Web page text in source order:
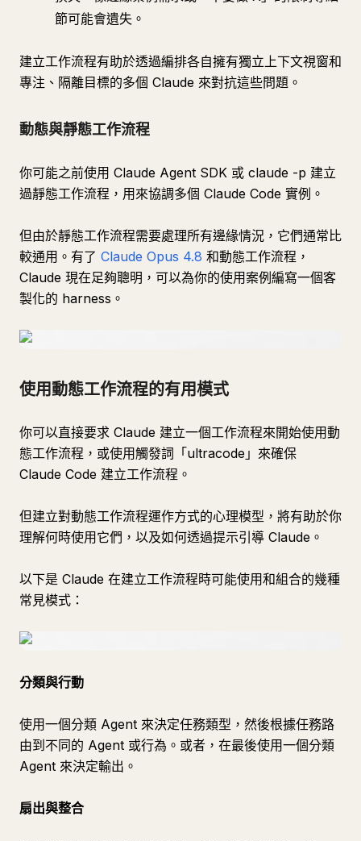
節可能會遺失。
建立工作流程有助於透過編排各自擁有獨立上下文視窗和
專注、隔離目標的多個 Claude 來對抗這些問題。
動態與靜態工作流程
你可能之前使用 Claude Agent SDK 或 claude -p 建立
過靜態工作流程，用來協調多個 Claude Code 實例。
但由於靜態工作流程需要處理所有邊緣情況，它們通常比
較通用。有了 Claude Opus 4.8 和動態工作流程，
Claude 現在足夠聰明，可以為你的使用案例編寫一個客
製化的 harness。
使用動態工作流程的有用模式
你可以直接要求 Claude 建立一個工作流程來開始使用動
態工作流程，或使用觸發詞「ultracode」來確保
Claude Code 建立工作流程。
但建立對動態工作流程運作方式的心理模型，將有助於你
理解何時使用它們，以及如何透過提示引導 Claude。
以下是 Claude 在建立工作流程時可能使用和組合的幾種
常見模式：
分類與行動
使用一個分類 Agent 來決定任務類型，然後根據任務路
由到不同的 Agent 或行為。或者，在最後使用一個分類
Agent 來決定輸出。
扇出與整合